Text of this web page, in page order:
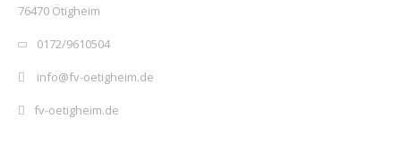
76470 Ötigheim
0172/9610504
info@fv-oetigheim.de
fv-oetigheim.de